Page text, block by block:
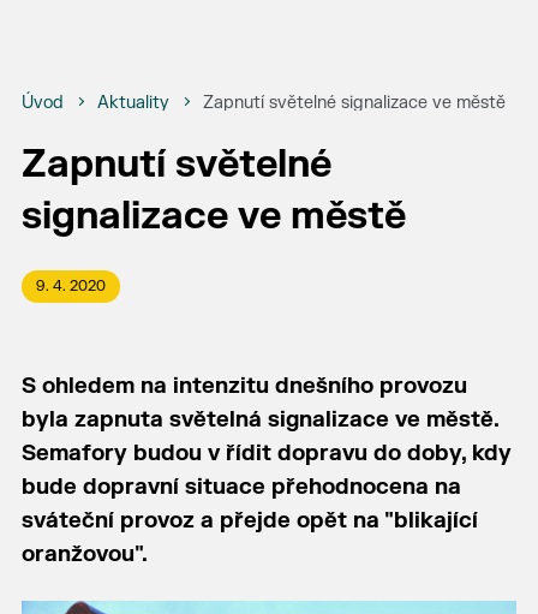
Úvod Aktuality Zapnutí světelné signalizace ve městě
Zapnutí světelné
signalizace ve městě
9. 4. 2020
S ohledem na intenzitu dnešního provozu
byla zapnuta světelná signalizace ve městě.
Semafory budou v řídit dopravu do doby, kdy
bude dopravní situace přehodnocena na
sváteční provoz a přejde opět na "blikající
oranžovou".